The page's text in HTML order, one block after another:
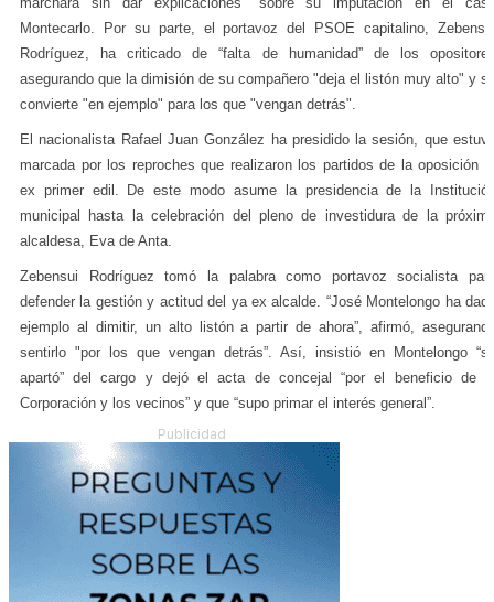
Montecarlo. Por su parte, el portavoz del PSOE capitalino,
Rodríguez, ha criticado de “falta de humanidad” de los
asegurando que la dimisión de su compañero "deja el listón muy alto" y
convierte "en ejemplo" para los que "vengan detrás".
El nacionalista Rafael Juan González ha presidido la sesión, que
marcada por los reproches que realizaron los partidos de la oposición
ex primer edil. De este modo asume la presidencia de la
municipal hasta la celebración del pleno de investidura de la
alcaldesa, Eva de Anta.
Zebensui Rodríguez tomó la palabra como portavoz socialista
defender la gestión y actitud del ya ex alcalde. “José Montelongo ha
ejemplo al dimitir, un alto listón a partir de ahora”, afirmó,
sentirlo "por los que vengan detrás”. Así, insistió en Montelongo
apartó” del cargo y dejó el acta de concejal “por el beneficio de
Corporación y los vecinos” y que “supo primar el interés general”.
Publicidad